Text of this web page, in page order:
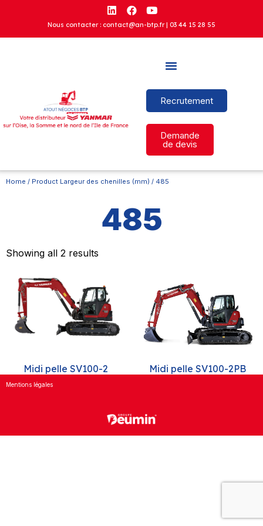
Nous contacter : contact@an-btp.fr | 03 44 15 28 55
Recrutement
Demande
de devis
Home / Product Largeur des chenilles (mm) / 485
485
Showing all 2 results
Midi pelle SV100-2 Midi pelle SV100-2PB
Mentions légales